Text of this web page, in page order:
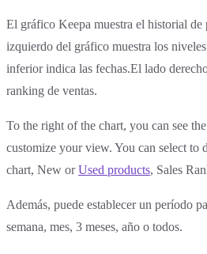
El gráfico Keepa muestra el historial
izquierdo del gráfico muestra los
inferior indica las fechas.El lado
ranking de ventas.
To the right of the chart, you can see
customize your view. You can select to
chart, New orUsed products, Sales
Además, puede establecer un período
semana, mes, 3 meses, año o todos.